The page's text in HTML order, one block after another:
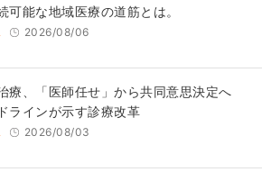
可能な地域医療の道筋とは。
2026/08/06
療、「医師任せ」から共同意思決定へ
ラインが示す診療改革
2026/08/03